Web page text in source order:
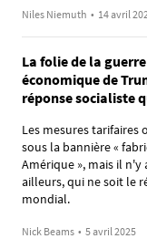
Niles Niemuth • 14 avril
La folie de la guerre
économique de
réponse socialiste
Les mesures tarifaires
sous la bannière «
Amérique », mais il n'y
ailleurs, qui ne soit le
mondial.
Nick Beams • 5 avril 2025